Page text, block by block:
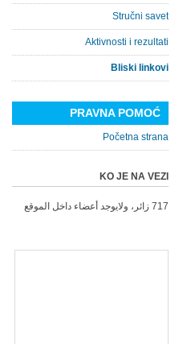
Stručni savet
Aktivnosti i rezultati
Bliski linkovi
PRAVNA POMOĆ
Početna strana
KO JE NA VEZI
717 زائر، ولايوجد أعضاء داخل الموقع